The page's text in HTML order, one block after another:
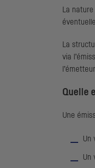
La
La
via
Quelle
Une
Un
Un